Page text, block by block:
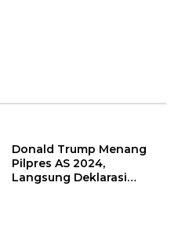
Donald Trump Menang
Pilpres AS 2024,
Langsung Deklarasi